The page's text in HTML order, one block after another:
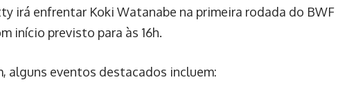
irá enfrentar Koki Watanabe na primeira rodada do BWF
início previsto para às 16h.
alguns eventos destacados incluem: